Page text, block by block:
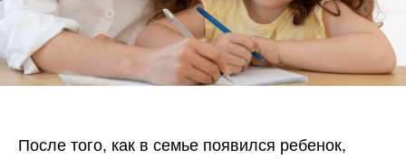
После того, как в семье появился ребенок,